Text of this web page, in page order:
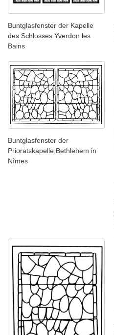
Buntglasfenster der Kapelle
des Schlosses Yverdon les
Bains
Buntglasfenster der
Prioratskapelle Bethlehem in
Nîmes